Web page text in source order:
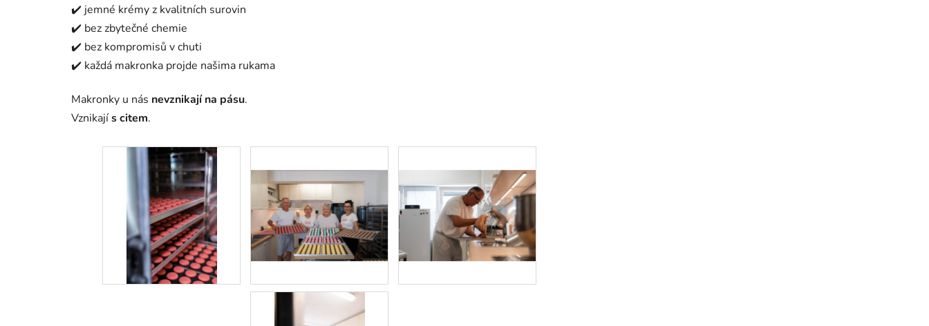
✔️ jemné krémy z kvalitních surovin
✔️ bez zbytečné chemie
✔️ bez kompromisů v chuti
✔️ každá makronka projde našima rukama
Makronky u nás nevznikají na pásu.
Vznikajís citem.